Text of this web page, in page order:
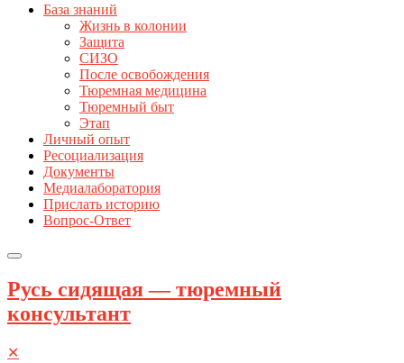
База знаний
Жизнь в колонии
Защита
СИЗО
После освобождения
Тюремная медицина
Тюремный быт
Этап
Личный опыт
Ресоциализация
Документы
Медиалаборатория
Прислать историю
Вопрос-Ответ
Русь сидящая — тюремный
консультант
✕